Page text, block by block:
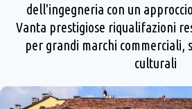
dell'ingegneria con un
Vanta prestigiose riqualifazioni
per grandi marchi commerciali,
culturali